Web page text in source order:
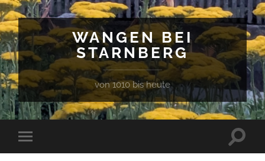
WANGEN BEI
STARNBERG
von 1010 bis heute
Mobile-
Menü